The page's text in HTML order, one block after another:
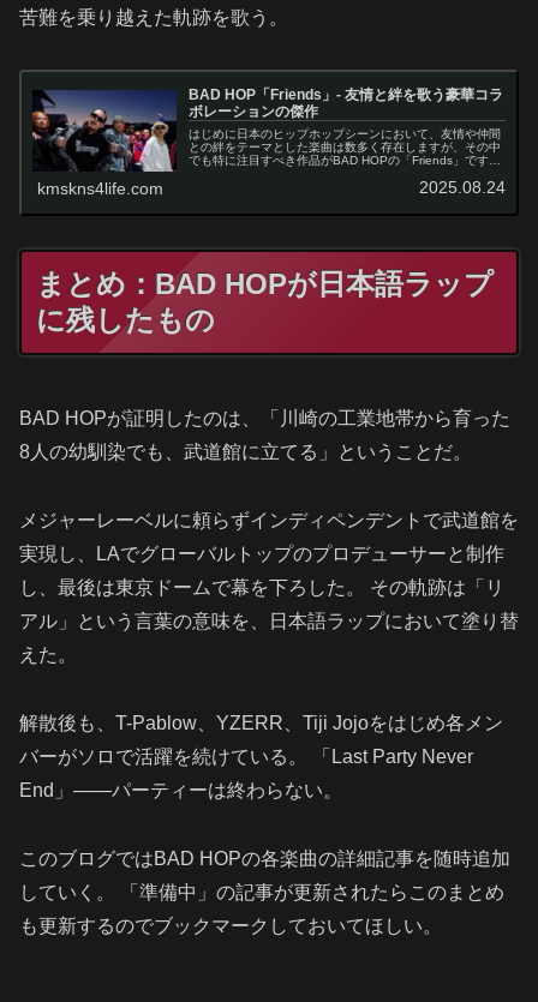
苦難を乗り越えた軌跡を歌う。
BAD HOP「Friends」- 友情と絆を歌う豪華コラ
ボレーションの傑作
はじめに日本のヒップホップシーンにおいて、友情や仲間
との絆をテーマとした楽曲は数多く存在しますが、その中
でも特に注目すべき作品がBAD HOPの「Friends」です。
kmskns4life.com 2025.08.24
まとめ：BAD HOPが日本語ラップ
に残したもの
BAD HOPが証明したのは、「川崎の工業地帯から育った
8人の幼馴染でも、武道館に立てる」ということだ。
メジャーレーベルに頼らずインディペンデントで武道館を
実現し、LAでグローバルトップのプロデューサーと制作
し、最後は東京ドームで幕を下ろした。 その軌跡は「リ
アル」という言葉の意味を、日本語ラップにおいて塗り替
えた。
解散後も、T-Pablow、YZERR、Tiji Jojoをはじめ各メン
バーがソロで活躍を続けている。 「Last Party Never
End」——パーティーは終わらない。
このブログではBAD HOPの各楽曲の詳細記事を随時追加
していく。 「準備中」の記事が更新されたらこのまとめ
も更新するのでブックマークしておいてほしい。